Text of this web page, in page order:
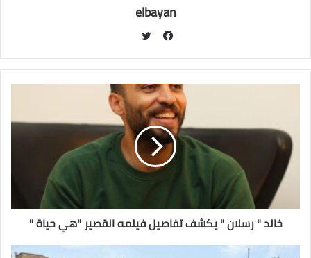
elbayan
ف
ي
س
ب
و
ك
ي
ت
ر
خالد " رسلان " يكشف تفاصيل فيلمه القصير "هي حياة "